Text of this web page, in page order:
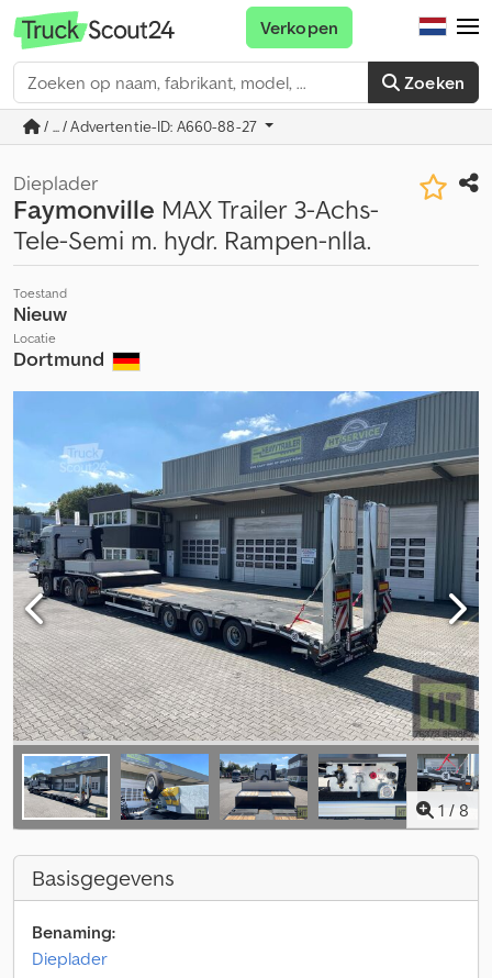
Zoeken
Verkopen
/ ... / Advertentie-ID: A660-88-27
Dieplader
Faymonville MAX Trailer 3-Achs-
Tele-Semi m. hydr. Rampen-nlla.
Toestand
Nieuw
Locatie
Dortmund
1 / 8
Basisgegevens
Benaming:
Dieplader